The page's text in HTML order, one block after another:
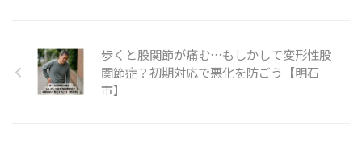
歩くと股関節が痛む…もしかして変形性股
関節症？初期対応で悪化を防ごう【明石
市】